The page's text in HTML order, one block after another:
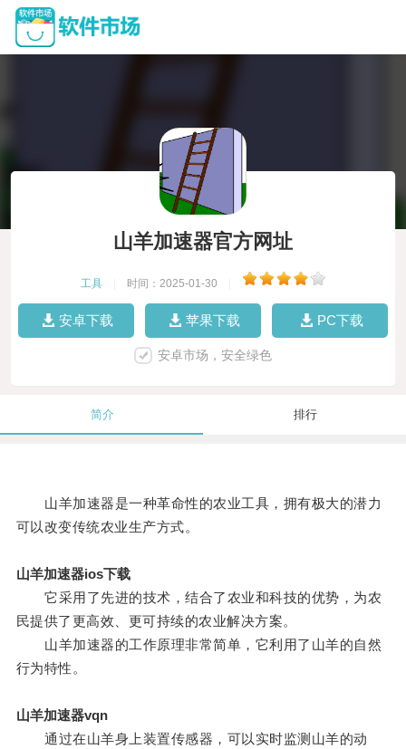
山羊加速器官方网址
工具 时间：2025-01-30
安卓下载 苹果下载 PC下载
安卓市场，安全绿色
简介 排行
山羊加速器是一种革命性的农业工具，拥有极大的潜力
可以改变传统农业生产方式。
山羊加速器ios下载
它采用了先进的技术，结合了农业和科技的优势，为农
民提供了更高效、更可持续的农业解决方案。
山羊加速器的工作原理非常简单，它利用了山羊的自然
行为特性。
山羊加速器vqn
通过在山羊身上装置传感器，可以实时监测山羊的动